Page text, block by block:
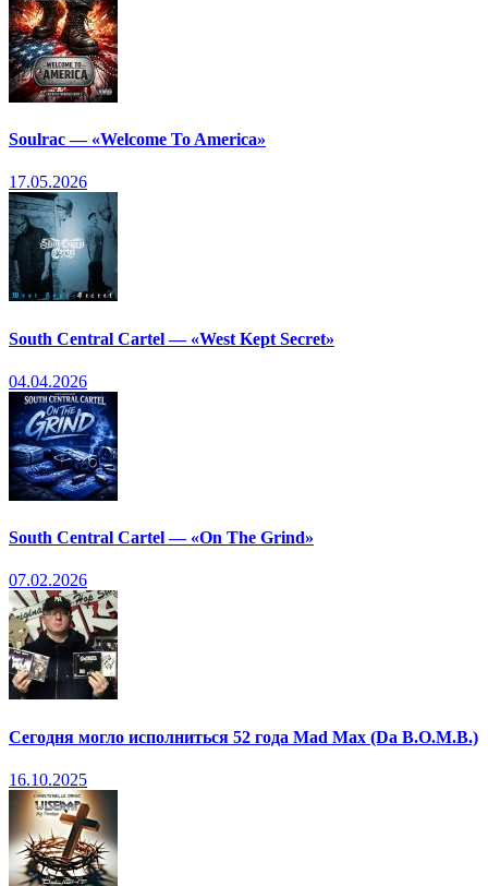
Soulrac — «Welcome To America»
17.05.2026
South Central Cartel — «West Kept Secret»
04.04.2026
South Central Cartel — «On The Grind»
07.02.2026
Сегодня могло исполниться 52 года Mad Max (Da B.O.M.B.)
16.10.2025